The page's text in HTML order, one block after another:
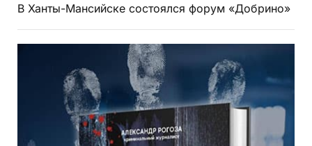
В Ханты-Мансийске состоялся форум «Добрино»